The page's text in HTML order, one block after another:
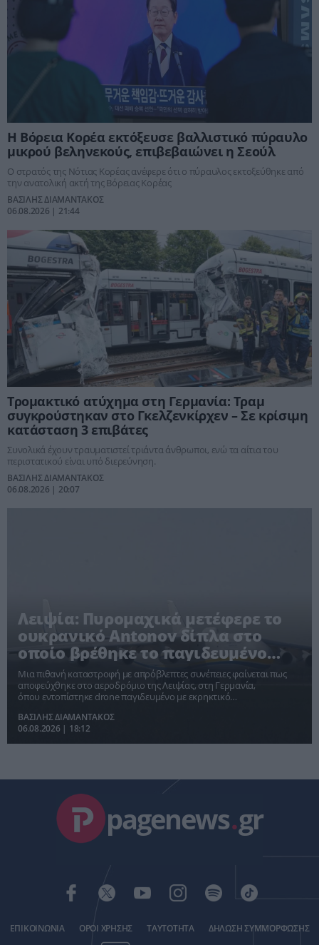
Η Βόρεια Κορέα εκτόξευσε βαλλιστικό πύραυλο
μικρού βεληνεκούς, επιβεβαιώνει η Σεούλ
Ο στρατός της Νότιας Κορέας ανέφερε ότι ο πύραυλος εκτοξεύθηκε από
την ανατολική ακτή της Βόρειας Κορέας
ΒΑΣΙΛΗΣ ΔΙΑΜΑΝΤΑΚΟΣ
06.08.2026 | 21:44
Τρομακτικό ατύχημα στη Γερμανία: Τραμ
συγκρούστηκαν στο Γκελζενκίρχεν – Σε κρίσιμη
κατάσταση 3 επιβάτες
Συνολικά έχουν τραυματιστεί τριάντα άνθρωποι, ενώ τα αίτια του
περιστατικού είναι υπό διερεύνηση.
ΒΑΣΙΛΗΣ ΔΙΑΜΑΝΤΑΚΟΣ
06.08.2026 | 20:07
Λειψία: Πυρομαχικά μετέφερε το
ουκρανικό Antonov δίπλα στο
οποίο βρέθηκε το παγιδευμένο
drone
Μια πιθανή καταστροφή με απρόβλεπτες συνέπειες φαίνεται πως
αποφεύχθηκε στο αεροδρόμιο της Λειψίας, στη Γερμανία,
όπου εντοπίστηκε drone παγιδευμένο με εκρηκτικό
ΒΑΣΙΛΗΣ ΔΙΑΜΑΝΤΑΚΟΣ
06.08.2026 | 18:12
pagenews.gr
ΕΠΙΚΟΙΝΩΝΙΑ ΟΡΟΙ ΧΡΗΣΗΣ ΤΑΥΤΟΤΗΤΑ ΔΗΛΩΣΗ ΣΥΜΜΟΡΦΩΣΗΣ